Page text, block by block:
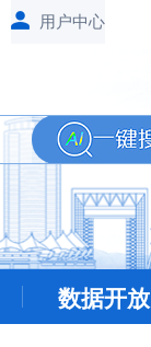
数据开放